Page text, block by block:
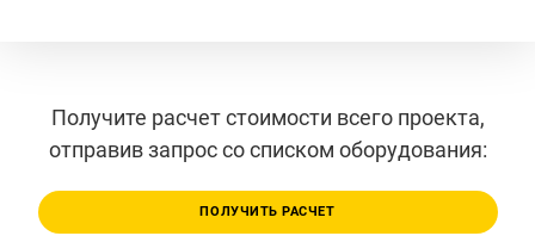
Получите расчет стоимости всего проекта,
отправив запрос со списком оборудования:
ПОЛУЧИТЬ РАСЧЕТ